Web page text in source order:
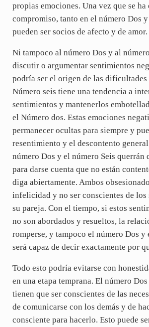
propias emociones. Una vez que se ha
compromiso, tanto en el número Dos
pueden ser socios de afecto y de amor.
Ni tampoco al número Dos y al
discutir o argumentar sentimientos
podría ser el origen de las dificultades
Número seis tiene una tendencia a
sentimientos y mantenerlos
el Número dos. Estas emociones
permanecer ocultas para siempre y
resentimiento y el descontento
número Dos y el número Seis querrán
para darse cuenta que no están
diga abiertamente. Ambos
infelicidad y no ser conscientes de los
su pareja. Con el tiempo, si estos
no son abordados y resueltos, la
romperse, y tampoco el número Dos y
será capaz de decir exactamente por
Todo esto podría evitarse con
en una etapa temprana. El número
tienen que ser conscientes de las
de comunicarse con los demás y de
consciente para hacerlo. Esto puede